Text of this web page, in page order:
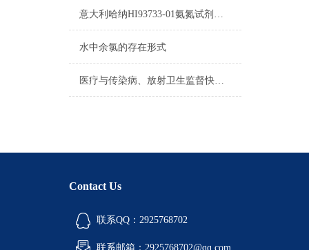
意大利哈纳HI93733-01氨氮试剂参数及图片
水中余氯的存在形式
医疗与传染病、放射卫生监督快速检测设备（三）
Contact Us
联系QQ：2925768702
联系邮箱：2925768702@qq.com